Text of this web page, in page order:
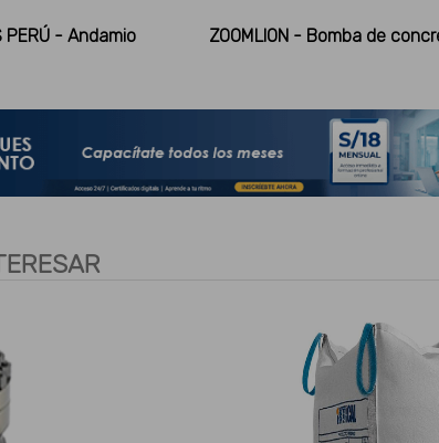
PERÚ - Andamio
ZOOMLION - Bomba de